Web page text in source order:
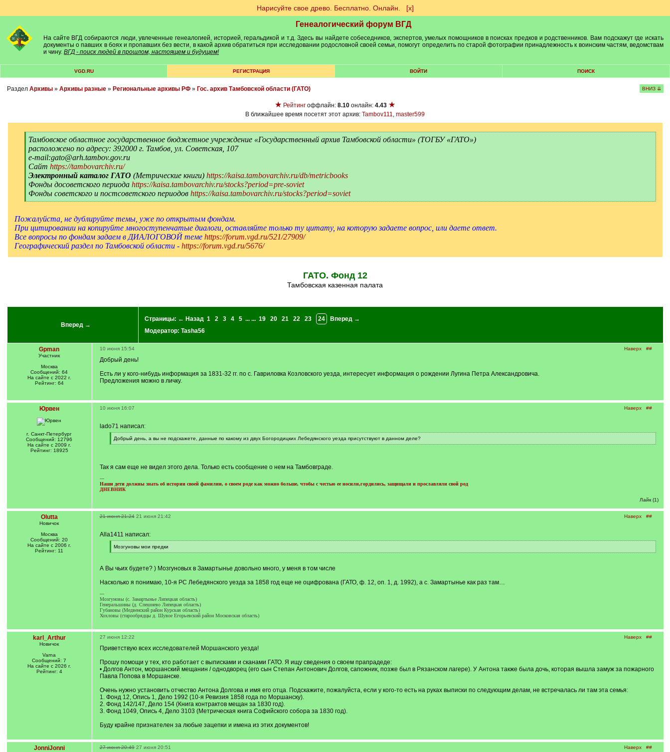
Нарисуйте свое древо. Бесплатно. Онлайн. [х]
Генеалогический форум ВГД
На сайте ВГД собираются люди, увлеченные генеалогией, историей, геральдикой и т.д. Здесь вы найдете собеседников, экспертов, умелых помощников в поисках предков и родственников. Вам подскажут где искать
документы о павших в боях и пропавших без вести, в какой архив обратиться при исследовании родословной своей семьи, помогут определить по старой фотографии принадлежность к воинским частям, ведомствам
и чину. ВГД - поиск людей в прошлом, настоящем и будущем!
VGD.RU РЕГИСТРАЦИЯ ВОЙТИ ПОИСК
Раздел Архивы» Архивы разные» Региональные архивы РФ» Гос. архив Тамбовской области (ГАТО) ВНИЗ ⇊
★ Рейтинг оффлайн: 8.10 онлайн: 4.43 ★
В ближайшее время посетят этот архив: Tambov111, master599
[
q
]
Тамбовское областное государственное бюджетное учреждение «Государственный архив Тамбовской области» (ТОГБУ «ГАТО»)
расположено по адресу: 392000 г. Тамбов, ул. Советская, 107
е-mail:gato@arh.tambov.gov.ru
Сайт https://tambovarchiv.ru/
Электронный каталог ГАТО (Метрические книги) https://kaisa.tambovarchiv.ru/db/metricbooks
Фонды досоветского периода https://kaisa.tambovarchiv.ru/stocks?period=pre-soviet
Фонды советского и постсоветского периодов https://kaisa.tambovarchiv.ru/stocks?period=soviet
[
]
Пожалуйста, не дублируйте темы, уже по открытым фондам.
При цитировании на копируйте многоступенчатые диалоги, оставляйте только ту цитату, на которую задаете вопрос, или даете ответ.
Все вопросы по фондам задаем в ДИАЛОГОВОЙ теме https://forum.vgd.ru/521/27909/
Географический раздел по Тамбовской области - https://forum.vgd.ru/5676/
ГАТО. Фонд 12
Тамбовская казенная палата
Вперед →
Страницы: ← Назад 1 2 3 4 5 ... ... 19 20 21 22 23 24
Вперед →
Модератор: Tasha56
Gpman
Участник
Москва
Сообщений: 64
На сайте с 2022 г.
Рейтинг: 64
Наверх ##
10 июня 15:54
Добрый день!
Есть ли у кого-нибудь информация за 1831-32 гг. по с. Гавриловка Козловского уезда, интересует информация о рождении Лугина Петра Александровича.
Предложения можно в личку.
Юрвен
г. Санкт-Петербург
Сообщений: 12796
На сайте с 2009 г.
Рейтинг: 18925
Наверх ##
10 июня 16:07
lado71 написал:
[
q
Добрый день, а вы не подскажете, данные по какому из двух Богородицких Лебедянского уезда присутствуют в данном деле?
[
Так я сам еще не видел этого дела. Только есть сообщение о нем на Тамбовграде.
---
Наши дети должны знать об истории своей фамилии, о своем роде как можно больше, чтобы с честью ее носили,гордились, защищали и прославляли свой род
ДНЕВНИК
Лайк (1)
Olutta
Новичок
Москва
Сообщений: 20
На сайте с 2006 г.
Рейтинг: 11
Наверх ##
21 июня 21:24 21 июня 21:42
Alla1411 написал:
[
q
Мозгуновы мои предки
[
А Вы чьих будете? ) Мозгуновых в Замартынье довольно много, у меня в том числе
Насколько я понимаю, 10-я РС Лебедянского уезда за 1858 год еще не оцифрована (ГАТО, ф. 12, оп. 1, д. 1992), а с. Замартынье как раз там…
---
Мозгуновы (с. Замартынье Липецкая область)
Генеральшины (д. Спешнево Липецкая область)
Губановы (Медвенский район Курская область)
Хохловы (старообрядцы д. Шувое Егорьевский район Московская область)
karl_Arthur
Новичок
Varna
Сообщений: 7
На сайте с 2026 г.
Рейтинг: 4
Наверх ##
27 июня 12:22
Приветствую всех исследователей Моршанского уезда!
Прошу помощи у тех, кто работает с выписками и сканами ГАТО. Я ищу сведения о своем прапрадеде:
• Долгов Антон, моршанский мещанин / однодворец (его сын Степан Антонович Долгов, сапожник, позже был в Рязанском лагере). У Антона также была дочь, которая вышла замуж за пожарного
Павла Попова в Моршанске.
Очень нужно установить отчество Антона Долгова и имя его отца. Подскажите, пожалуйста, если у кого-то есть на руках выписки по следующим делам, не встречалась ли там эта семья:
1. Фонд 12, Опись 1, Дело 1992 (10-я Ревизия 1858 года по Моршанску).
2. Фонд 142/147, Дело 154 (Книга контрактов мещан за 1830 год).
3. Фонд 1049, Опись 4, Дело 3103 (Метрическая книга Софийского собора за 1830 год).
Буду крайне признателен за любые зацепки и имена из этих документов!
JonniJonni Наверх ##
27 июня 20:49 27 июня 20:51